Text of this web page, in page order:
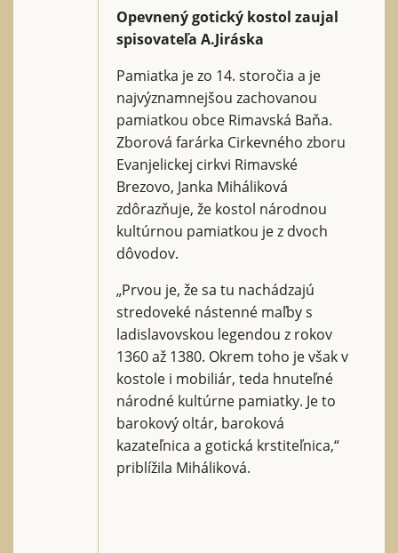
Opevnený gotický kostol zaujal
spisovateľa A.Jiráska
Pamiatka je zo 14. storočia a je
najvýznamnejšou zachovanou
pamiatkou obce Rimavská Baňa.
Zborová farárka Cirkevného zboru
Evanjelickej cirkvi Rimavské
Brezovo, Janka Miháliková
zdôrazňuje, že kostol národnou
kultúrnou pamiatkou je z dvoch
dôvodov.
„Prvou je, že sa tu nachádzajú
stredoveké nástenné maľby s
ladislavovskou legendou z rokov
1360 až 1380. Okrem toho je však v
kostole i mobiliár, teda hnuteľné
národné kultúrne pamiatky. Je to
barokový oltár, baroková
kazateľnica a gotická krstiteľnica,“
priblížila Miháliková.